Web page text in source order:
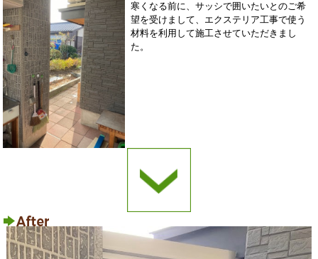
寒くなる前に、サッシで囲いたいとのご希
望を受けまして、エクステリア工事で使う
材料を利用して施工させていただきまし
た。